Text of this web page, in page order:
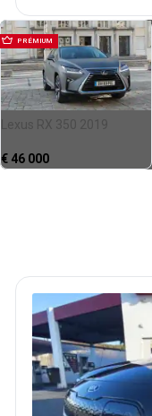
PRÉMIUM
Lexus RX 350 2019
€ 46 000